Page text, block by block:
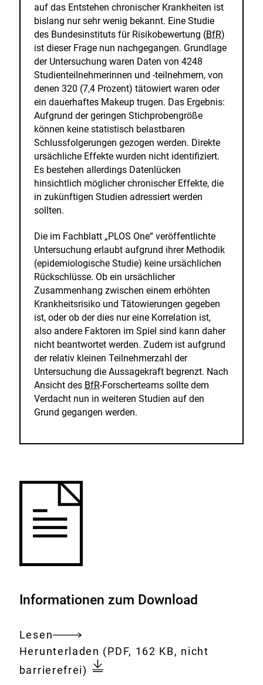
auf das Entstehen chronischer Krankheiten ist
bislang nur sehr wenig bekannt. Eine Studie
des Bundesinstituts für Risikobewertung (BfR)
ist dieser Frage nun nachgegangen. Grundlage
der Untersuchung waren Daten von 4248
Studienteilnehmerinnen und -teilnehmern, von
denen 320 (7,4 Prozent) tätowiert waren oder
ein dauerhaftes Makeup trugen. Das Ergebnis:
Aufgrund der geringen Stichprobengröße
können keine statistisch belastbaren
Schlussfolgerungen gezogen werden. Direkte
ursächliche Effekte wurden nicht identifiziert.
Es bestehen allerdings Datenlücken
hinsichtlich möglicher chronischer Effekte, die
in zukünftigen Studien adressiert werden
sollten.
Die im Fachblatt „PLOS One“ veröffentlichte
Untersuchung erlaubt aufgrund ihrer Methodik
(epidemiologische Studie) keine ursächlichen
Rückschlüsse. Ob ein ursächlicher
Zusammenhang zwischen einem erhöhten
Krankheitsrisiko und Tätowierungen gegeben
ist, oder ob der dies nur eine Korrelation ist,
also andere Faktoren im Spiel sind kann daher
nicht beantwortet werden. Zudem ist aufgrund
der relativ kleinen Teilnehmerzahl der
Untersuchung die Aussagekraft begrenzt. Nach
Ansicht des BfR-Forscherteams sollte dem
Verdacht nun in weiteren Studien auf den
Grund gegangen werden.
Informationen zum Download
Lesen
Gesamtes
Dokument
Download:
Herunterladen tattoos-
forschungsbedarf-
(PDF, 162 KB, nicht
barrierefrei)